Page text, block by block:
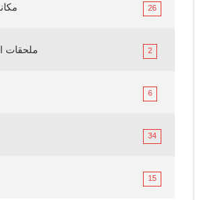
26
ملحقات 2
6
34
15